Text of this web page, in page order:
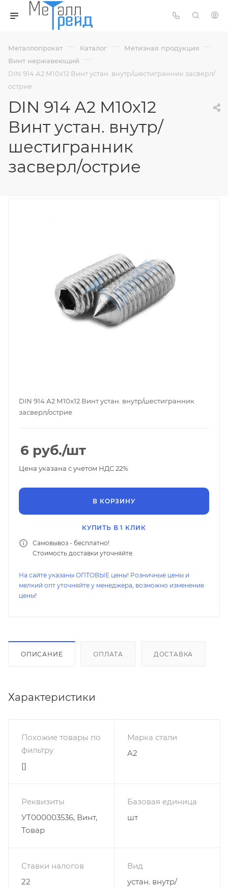
Металлопрокат — Каталог — Метизная продукция —
Винт нержавеющий —
DIN 914 А2 М10х12 Винт устан. внутр/шестигранник засверл/
острие
DIN 914 А2 М10х12
Винт устан. внутр/
шестигранник
засверл/острие
DIN 914 А2 М10х12 Винт устан. внутр/шестигранник
засверл/острие
6 руб./шт
Цена указана с учетом НДС 22%
В КОРЗИНУ
КУПИТЬ В 1 КЛИК
Самовывоз - бесплатно!
Стоимость доставки уточняйте.
На сайте указаны ОПТОВЫЕ цены! Розничные цены и
мелкий опт уточняйте у менеджера, возможно изменение
цены!
ОПИСАНИЕ ОПЛАТА ДОСТАВКА
Характеристики
Похожие товары по
фильтру
[]
Марка стали
A2
Реквизиты
УТ000003536, Винт,
Товар
Базовая единица
шт
Ставки налогов
22
Вид
устан. внутр/